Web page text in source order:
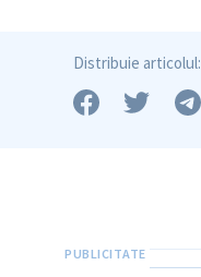
Distribuie articolul: